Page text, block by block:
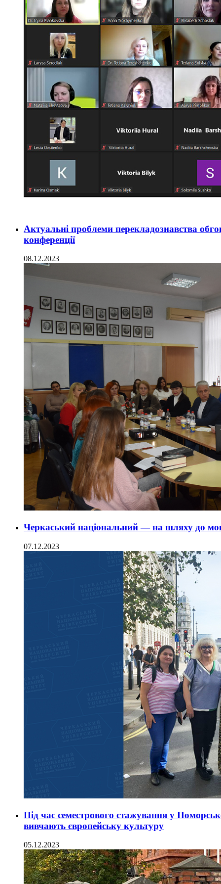
Актуальні проблеми перекладознавства
конференції
08.12.2023
Черкаський національний — на шляху до
07.12.2023
Під час семестрового стажування у
вивчають європейську культуру
05.12.2023